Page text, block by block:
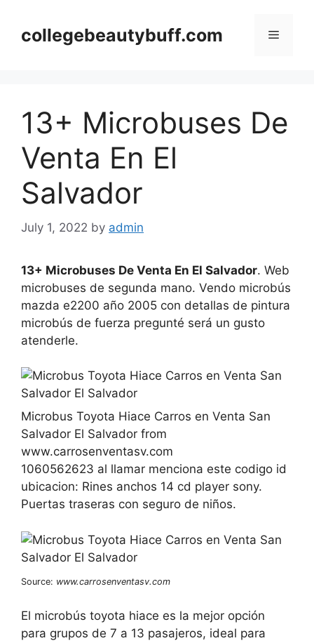
contentcollegebeautybuff.com Menu
13+ Microbuses De
Venta En El
Salvador
July 1, 2022 by admin
13+ Microbuses De Venta En El Salvador. Web
microbuses de segunda mano. Vendo microbús
mazda e2200 año 2005 con detallas de pintura
microbús de fuerza pregunté será un gusto
atenderle.
Microbus Toyota Hiace Carros en Venta San
Salvador El Salvador from
www.carrosenventasv.com
1060562623 al llamar menciona este codigo id
ubicacion: Rines anchos 14 cd player sony.
Puertas traseras con seguro de niños.
Source: www.carrosenventasv.com
El microbús toyota hiace es la mejor opción
para grupos de 7 a 13 pasajeros, ideal para